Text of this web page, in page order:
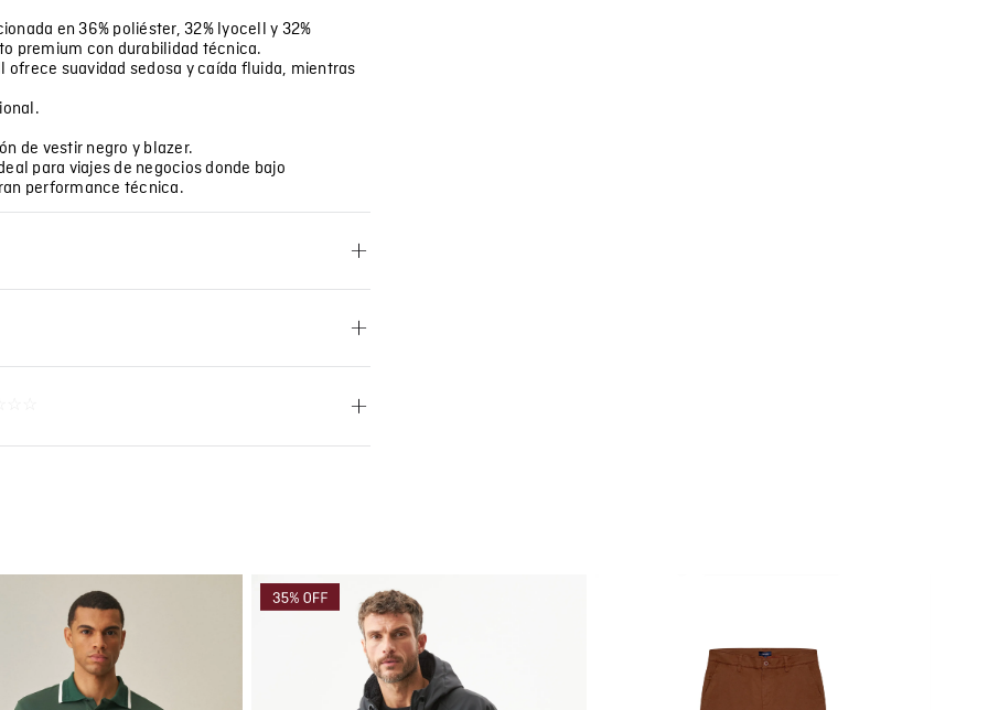
en 36% poliéster, 32% lyocell y 32%
premium con durabilidad técnica.
suavidad sedosa y caída fluida, mientras
de vestir negro y blazer.
para viajes de negocios donde bajo
performance técnica.
separadamente. OTROS: No remojar. OTROS: No planchar
CUIDADO TEXTIL PROFESIONAL: No limpieza en seco.
110 ºC, sin vapor. Planchar con vapor puede causar daño
PRENDA: 36% POLIESTER 32% LYOCELL 32% ALGODON
Beige